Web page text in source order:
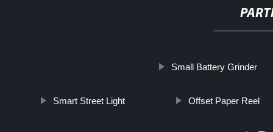
Small Battery Grinder
Smart Street Light Offset Paper Reel